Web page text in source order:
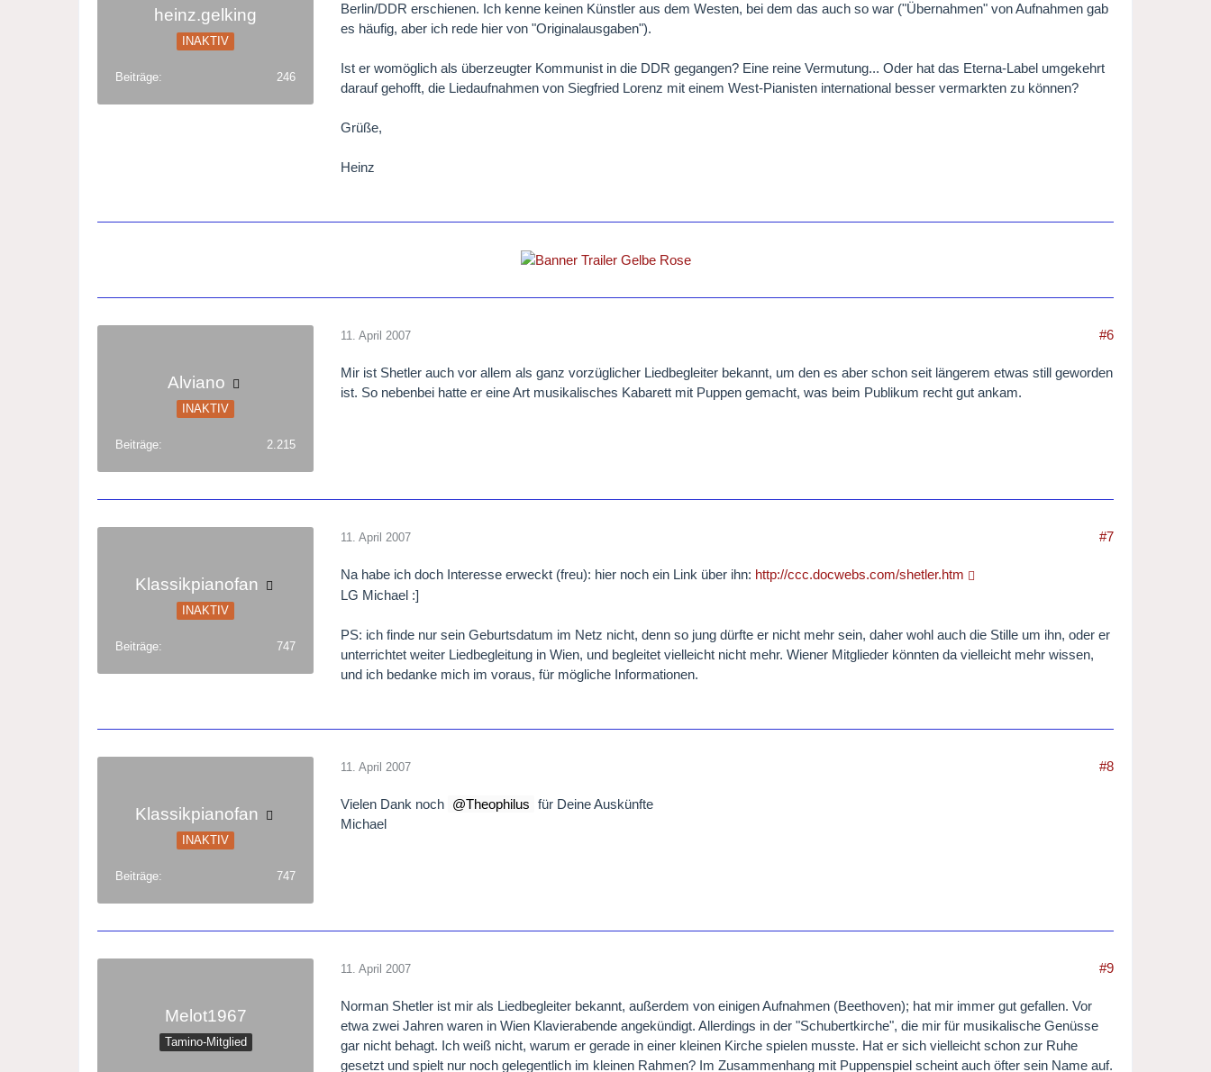
heinz.gelking
INAKTIV
Beiträge 246
Berlin/DDR erschienen. Ich kenne keinen Künstler aus dem Westen, bei dem das auch so war ("Übernahmen" von Aufnahmen gab
es häufig, aber ich rede hier von "Originalausgaben").
Ist er womöglich als überzeugter Kommunist in die DDR gegangen? Eine reine Vermutung... Oder hat das Eterna-Label umgekehrt
darauf gehofft, die Liedaufnahmen von Siegfried Lorenz mit einem West-Pianisten international besser vermarkten zu können?
Grüße,
Heinz
Alviano
INAKTIV
Beiträge 2.215
11. April 2007 #6
Mir ist Shetler auch vor allem als ganz vorzüglicher Liedbegleiter bekannt, um den es aber schon seit längerem etwas still geworden
ist. So nebenbei hatte er eine Art musikalisches Kabarett mit Puppen gemacht, was beim Publikum recht gut ankam.
Klassikpianofan
INAKTIV
Beiträge 747
11. April 2007 #7
Na habe ich doch Interesse erweckt (freu): hier noch ein Link über ihn: http://ccc.docwebs.com/shetler.htm
LG Michael :]
PS: ich finde nur sein Geburtsdatum im Netz nicht, denn so jung dürfte er nicht mehr sein, daher wohl auch die Stille um ihn, oder er
unterrichtet weiter Liedbegleitung in Wien, und begleitet vielleicht nicht mehr. Wiener Mitglieder könnten da vielleicht mehr wissen,
und ich bedanke mich im voraus, für mögliche Informationen.
Klassikpianofan
INAKTIV
Beiträge 747
11. April 2007 #8
Vielen Dank noch Theophilus für Deine Auskünfte
Michael
Melot1967
Tamino-Mitglied
11. April 2007 #9
Norman Shetler ist mir als Liedbegleiter bekannt, außerdem von einigen Aufnahmen (Beethoven); hat mir immer gut gefallen. Vor
etwa zwei Jahren waren in Wien Klavierabende angekündigt. Allerdings in der "Schubertkirche", die mir für musikalische Genüsse
gar nicht behagt. Ich weiß nicht, warum er gerade in einer kleinen Kirche spielen musste. Hat er sich vielleicht schon zur Ruhe
gesetzt und spielt nur noch gelegentlich im kleinen Rahmen? Im Zusammenhang mit Puppenspiel scheint auch öfter sein Name auf.